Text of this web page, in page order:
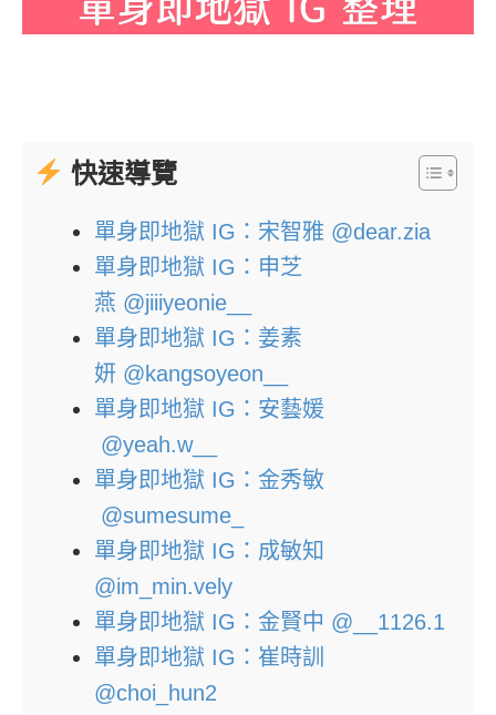
快速導覽
單身即地獄 IG：宋智雅 @dear.zia
單身即地獄 IG：申芝
燕 @jiiiyeonie__
單身即地獄 IG：姜素
妍 @kangsoyeon__
單身即地獄 IG：安藝媛
@yeah.w__
單身即地獄 IG：金秀敏
@sumesume_
單身即地獄 IG：成敏知
@im_min.vely
單身即地獄 IG：金賢中 @__1126.1
單身即地獄 IG：崔時訓
@choi_hun2